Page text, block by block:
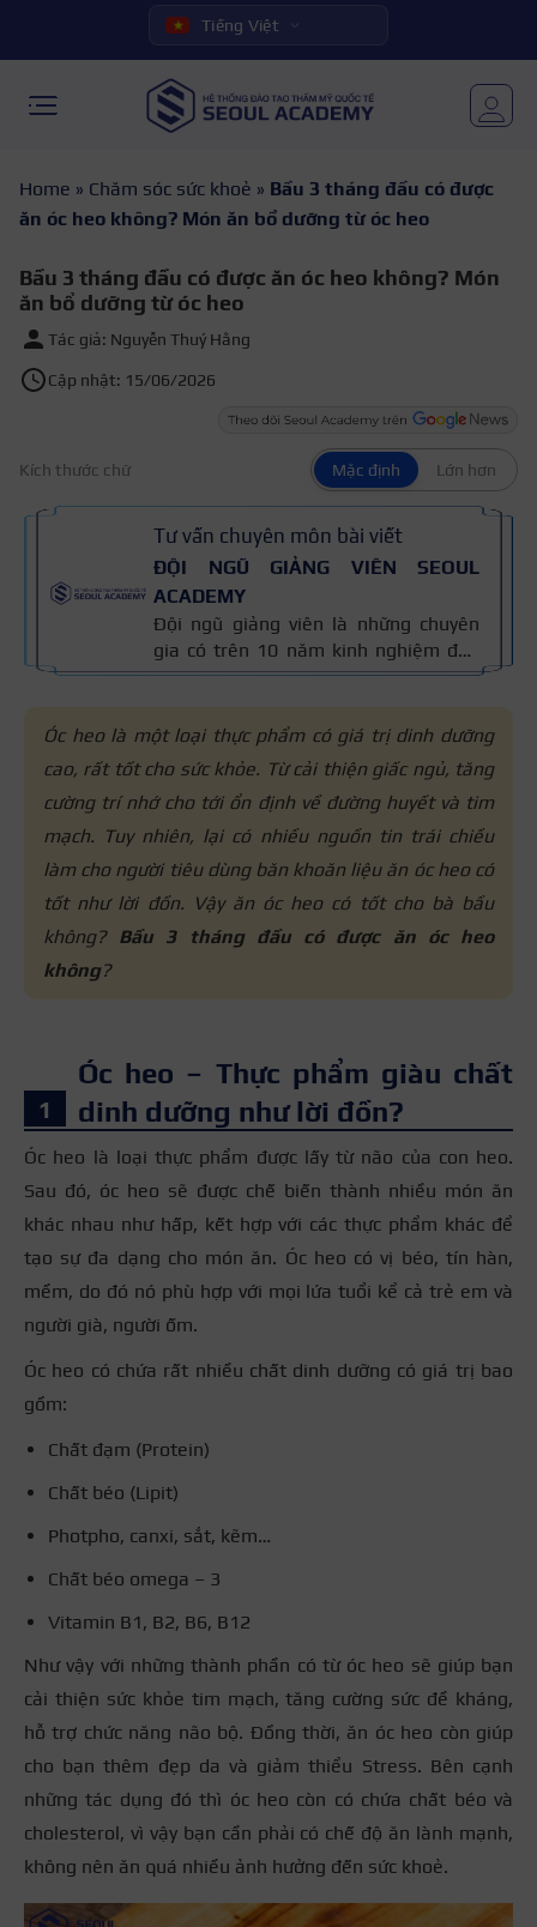
Tiếng Việt
Home » Chăm sóc sức khoẻ » Bầu 3 tháng đầu có được
ăn óc heo không? Món ăn bổ dưỡng từ óc heo
Bầu 3 tháng đầu có được ăn óc heo không? Món
ăn bổ dưỡng từ óc heo
Tác giả: Nguyễn Thuý Hằng
Cập nhật: 15/06/2026
Kích thước chữ Mặc định Lớn hơn
Tư vấn chuyên môn bài viết
ĐỘI NGŨ GIẢNG VIÊN SEOUL
ACADEMY
Đội ngũ giảng viên là những chuyên
gia có trên 10 năm kinh nghiệm đào
tạo nghề và kiến thức thẩm mỹ
nối mi, trang điểm, tóc. Nội dung bài
viết được xây dựng dựa trên giáo trình
đào tạo và kinh nghiệm giảng dạy
thực tế, đồng thời được cập nhật
thường xuyên để đảm bảo tính chính
xác.
Óc heo là một loại thực phẩm có giá trị dinh dưỡng
cao, rất tốt cho sức khỏe. Từ cải thiện giấc ngủ, tăng
cường trí nhớ cho tới ổn định về đường huyết và tim
mạch. Tuy nhiên, lại có nhiều nguồn tin trái chiều
làm cho người tiêu dùng băn khoăn liệu ăn óc heo có
tốt như lời đồn. Vậy ăn óc heo có tốt cho bà bầu
không? Bầu 3 tháng đầu có được ăn óc heo
không?
Óc heo – Thực phẩm giàu chất
dinh dưỡng như lời đồn?
Óc heo là loại thực phẩm được lấy từ não của con heo.
Sau đó, óc heo sẽ được chế biến thành nhiều món ăn
khác nhau như hấp, kết hợp với các thực phẩm khác để
tạo sự đa dạng cho món ăn. Óc heo có vị béo, tín hàn,
mềm, do đó nó phù hợp với mọi lứa tuổi kể cả trẻ em và
người già, người ốm.
Óc heo có chứa rất nhiều chất dinh dưỡng có giá trị bao
gồm:
Chất đạm (Protein)
Chất béo (Lipit)
Photpho, canxi, sắt, kẽm…
Chất béo omega – 3
Vitamin B1, B2, B6, B12
Như vậy với những thành phần có từ óc heo sẽ giúp bạn
cải thiện sức khỏe tim mạch, tăng cường sức đề kháng,
hỗ trợ chức năng não bộ. Đồng thời, ăn óc heo còn giúp
cho bạn thêm đẹp da và giảm thiểu Stress. Bên cạnh
những tác dụng đó thì óc heo còn có chứa chất béo và
cholesterol, vì vậy bạn cần phải có chế độ ăn lành mạnh,
không nên ăn quá nhiều ảnh hưởng đến sức khoẻ.